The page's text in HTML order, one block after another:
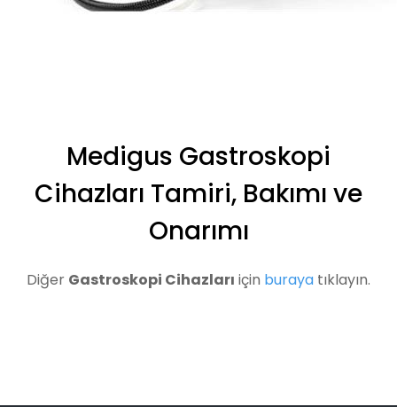
Medigus Gastroskopi
Cihazları Tamiri, Bakımı ve
Onarımı
Diğer Gastroskopi Cihazları için buraya tıklayın.